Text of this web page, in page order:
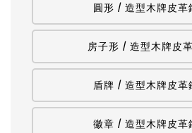
圓形 / 造型木牌皮革
房子形 / 造型木牌皮
盾牌 / 造型木牌皮革
徽章 / 造型木牌皮革